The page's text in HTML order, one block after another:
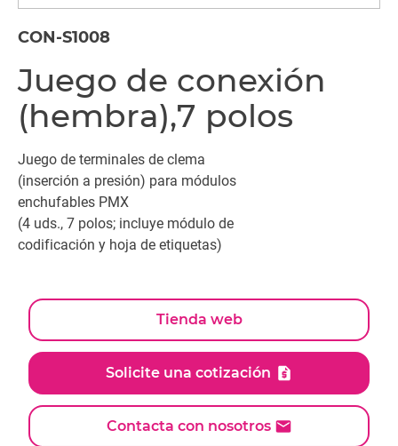
CON-S1008
Juego de conexión
(hembra),7 polos
Juego de terminales de clema
(inserción a presión) para módulos
enchufables PMX
(4 uds., 7 polos; incluye módulo de
codificación y hoja de etiquetas)
Tienda web
Solicite una cotización
Contacta con nosotros